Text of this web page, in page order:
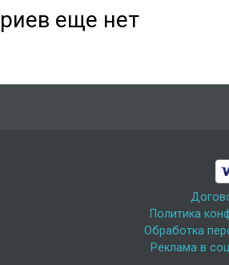
еще нет
Политика
Обработка
Реклама в